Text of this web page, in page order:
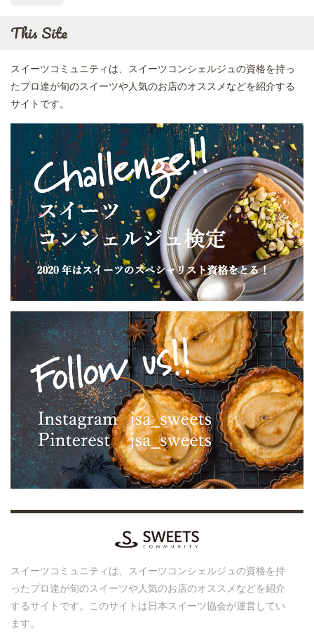
This Site
スイーツコミュニティは、スイーツコンシェルジュの資格を持っ
たプロ達が旬のスイーツや人気のお店のオススメなどを紹介する
サイトです。
スイーツコミュニティは、スイーツコンシェルジュの資格を持
ったプロ達が旬のスイーツや人気のお店のオススメなどを紹介
するサイトです。このサイトは日本スイーツ協会が運営してい
ます。